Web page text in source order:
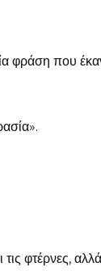
φράση που
φτέρνες, αλλά